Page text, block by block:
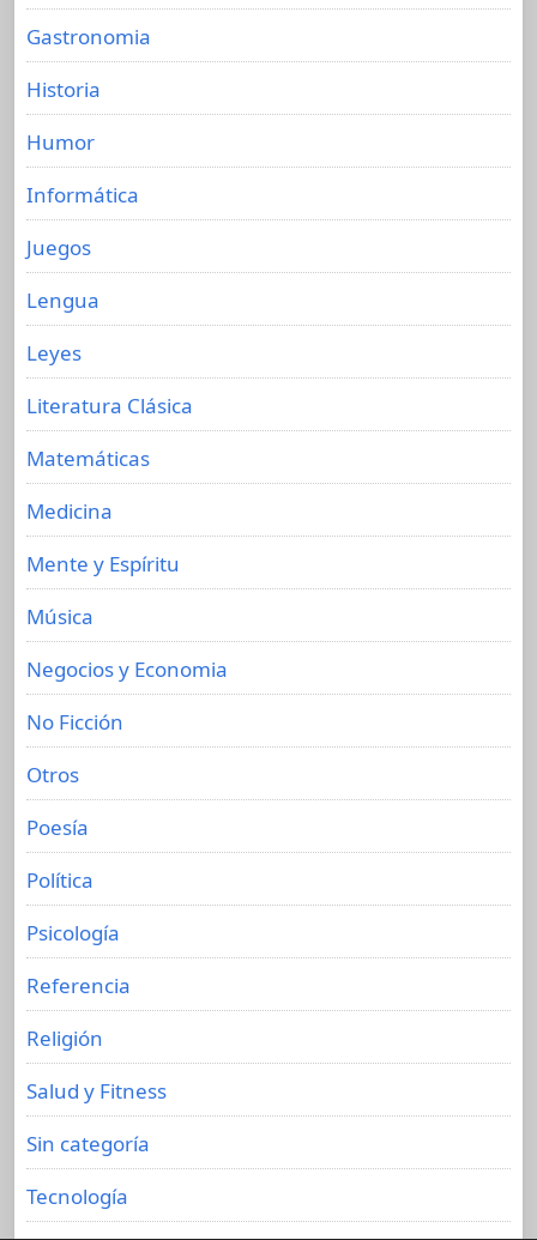
Gastronomia
Historia
Humor
Informática
Juegos
Lengua
Leyes
Literatura Clásica
Matemáticas
Medicina
Mente y Espíritu
Música
Negocios y Economia
No Ficción
Otros
Poesía
Política
Psicología
Referencia
Religión
Salud y Fitness
Sin categoría
Tecnología